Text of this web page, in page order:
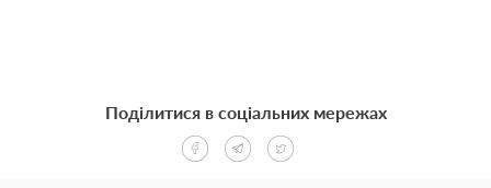
Поділитися в соціальних мережах